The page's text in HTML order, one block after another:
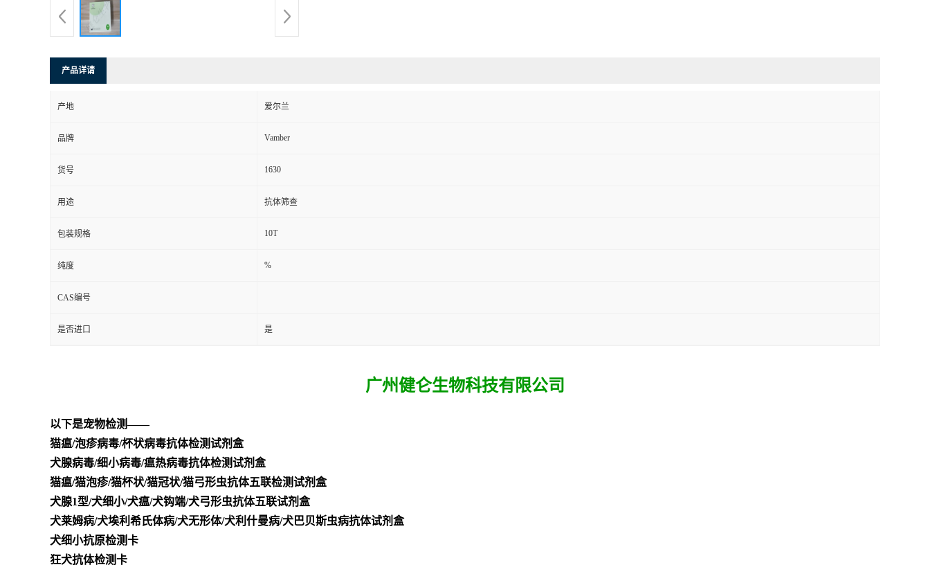
产品详请
产地 爱尔兰
品牌 Vamber
货号 1630
用途 抗体筛查
包装规格 10T
纯度 %
CAS编号
是否进口 是
广州健仑生物科技有限公司
以下是宠物检测——
猫瘟/泡疹病毒/杯状病毒抗体检测试剂盒
犬腺病毒/细小病毒/瘟热病毒抗体检测试剂盒
猫瘟/猫泡疹/猫杯状/猫冠状/猫弓形虫抗体五联检测试剂盒
犬腺1型/犬细小/犬瘟/犬钩端/犬弓形虫抗体五联试剂盒
犬莱姆病/犬埃利希氏体病/犬无形体/犬利什曼病/犬巴贝斯虫病抗体试剂盒
犬细小抗原检测卡
狂犬抗体检测卡